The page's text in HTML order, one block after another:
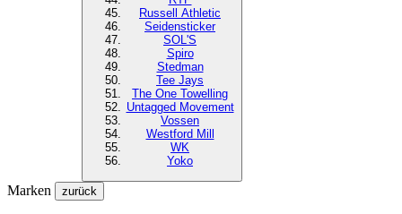
Russell Athletic
Seidensticker
SOL'S
Spiro
Stedman
Tee Jays
The One Towelling
Untagged Movement
Vossen
Westford Mill
WK
Yoko
Marken zurück